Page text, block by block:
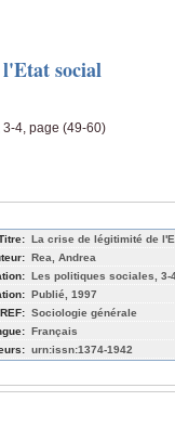
social
4, page (49-60)
La crise de légitimité de
Rea, Andrea
Les politiques sociales, 3-
Publié, 1997
Sociologie générale
Français
urn:issn:1374-1942